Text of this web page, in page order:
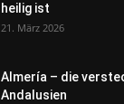
heilig ist
21. März 2026
Almería – die
Andalusien